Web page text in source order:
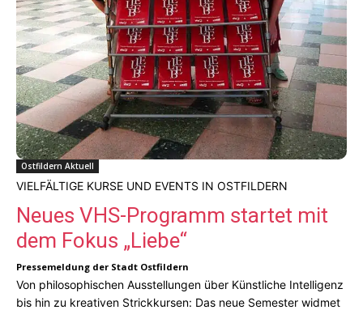
Ostfildern Aktuell
VIELFÄLTIGE KURSE UND EVENTS IN OSTFILDERN
Neues VHS-Programm startet mit
dem Fokus „Liebe“
Pressemeldung der Stadt Ostfildern
Von philosophischen Ausstellungen über Künstliche Intelligenz
bis hin zu kreativen Strickkursen: Das neue Semester widmet